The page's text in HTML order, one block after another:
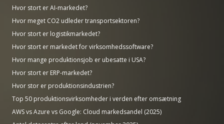
Hvor stort er AI-markedet?
Hvor meget CO2 udleder transportsektoren?
Hvor stort er logistikmarkedet?
Hvor stort er markedet for virksomhedssoftware?
Hvor mange produktionsjob er ubesatte i USA?
Hvor stort er ERP-markedet?
Hvor stor er produktionsindustrien?
Top 50 produktionsvirksomheder i verden efter omsætning
AWS vs Azure vs Google: Cloud markedsandel (2025)